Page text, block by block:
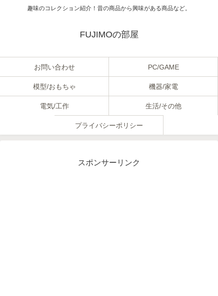
趣味のコレクション紹介！昔の商品から興味がある商品など。
FUJIMOの部屋
お問い合わせ PC/GAME
模型/おもちゃ 機器/家電
電気/工作 生活/その他
プライバシーポリシー
スポンサーリンク